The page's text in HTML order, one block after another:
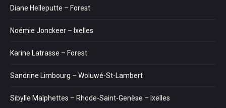
Diane Helleputte – Forest
Noémie Jonckeer – Ixelles
Karine Latrasse – Forest
Sandrine Limbourg – Woluwé-St-Lambert
Sibylle Malphettes – Rhode-Saint-Genèse – Ixelles